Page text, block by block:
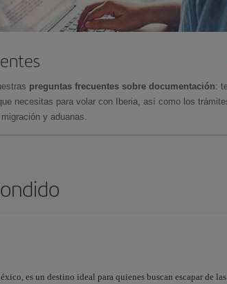
preguntas frecuentes sobre documentación:
necesitas para volar con Iberia, así como los
y aduanas.
es un destino ideal para quienes buscan escapar de las